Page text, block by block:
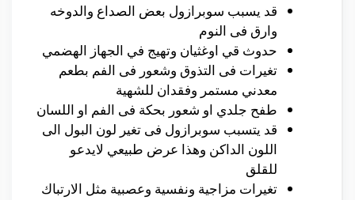
قد يسبب سوبرازول بعض الصداع والدوخه
وارق فى النوم
حدوث قي اوغثيان وتهيج في الجهاز الهضمي
تغيرات فى التذوق وشعور فى الفم بطعم
معدني مستمر وفقدان للشهية
طفح جلدي او شعور بحكة فى الفم او اللسان
قد يتسبب سوبرازول فى تغير لون البول الى
اللون الداكن وهذا عرض طبيعي لايدعو
للقلق
تغيرات مزاجية ونفسية وعصبية مثل الارتباك